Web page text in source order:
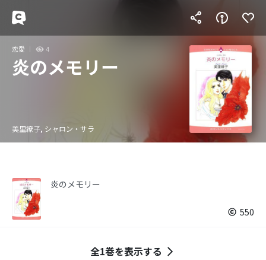
恋愛 4
炎のメモリー
美里繚子, シャロン・サラ
炎のメモリー
550
全1巻を表示する